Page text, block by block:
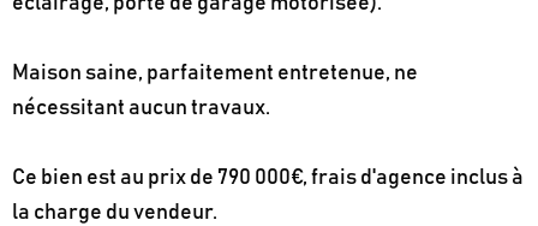
Maison saine, parfaitement entretenue, ne
nécessitant aucun travaux.
Ce bien est au prix de 790 000€, frais d'agence inclus à
la charge du vendeur.